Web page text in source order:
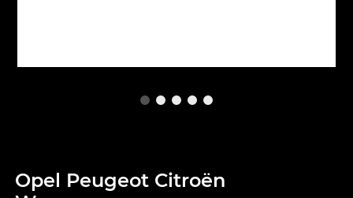
Opel Peugeot Citroën